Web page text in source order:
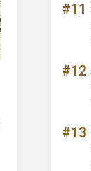
#11
#12
#13